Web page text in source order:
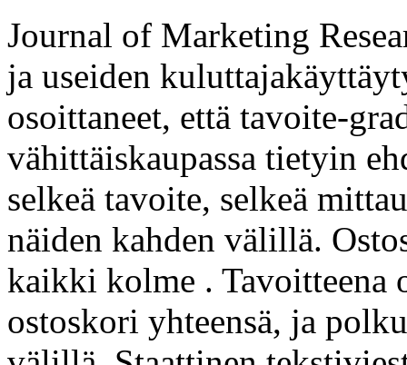
Journal of Marketing
ja useiden
osoittaneet, että tavoite-
vähittäiskaupassa tietyin
selkeä tavoite, selkeä
näiden kahden välillä.
kaikki kolme . Tavoitteena
ostoskori yhteensä, ja